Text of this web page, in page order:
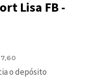
Lisa FB -
o depósito